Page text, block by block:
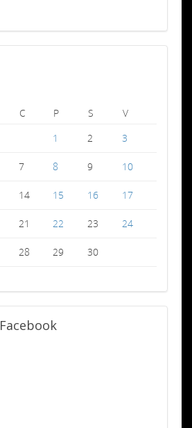
C P S
V
1
2 3
7 8 9 10
14 15 16 17
21 22 23 24
28 29 30
Facebook